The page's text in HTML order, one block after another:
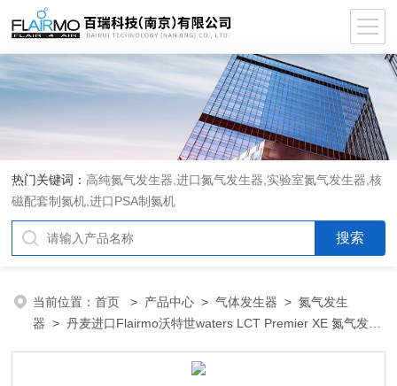
热门关键词： 高纯氮气发生器,进口氮气发生器,实验室氮气发生器,核
磁配套制氮机,进口PSA制氮机
当前位置：首页 > 产品中心 >气体发生器 >氮气发生
器 > 丹麦进口Flairmo沃特世waters LCT Premier XE 氮气发生